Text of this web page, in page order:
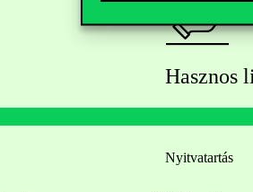
Hasznos
Nyitvatartás